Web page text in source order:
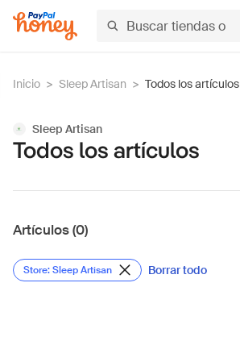
Inicio > Sleep Artisan > Todos los artículos
Sleep Artisan
Todos los artículos
Artículos (0)
Store: Sleep Artisan Borrar todo